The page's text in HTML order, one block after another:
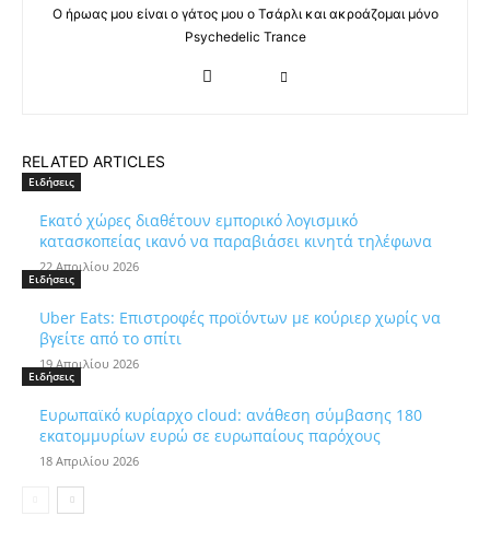
Ο ήρωας μου είναι ο γάτος μου ο Τσάρλι και ακροάζομαι μόνο
Psychedelic Trance
RELATED ARTICLES
Ειδήσεις
Εκατό χώρες διαθέτουν εμπορικό λογισμικό
κατασκοπείας ικανό να παραβιάσει κινητά τηλέφωνα
22 Απριλίου 2026
Ειδήσεις
Uber Eats: Επιστροφές προϊόντων με κούριερ χωρίς να
βγείτε από το σπίτι
19 Απριλίου 2026
Ειδήσεις
Ευρωπαϊκό κυρίαρχο cloud: ανάθεση σύμβασης 180
εκατομμυρίων ευρώ σε ευρωπαίους παρόχους
18 Απριλίου 2026